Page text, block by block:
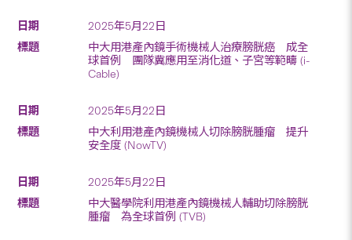
2025年5月22日
中大用港產內鏡手術機械人治療膀胱癌 成全
球首例 團隊冀應用至消化道、子宮等範疇 (i-
Cable)
2025年5月22日
中大利用港產內鏡機械人切除膀胱腫瘤 提升
安全度 (NowTV)
2025年5月22日
中大醫學院利用港產內鏡機械人輔助切除膀胱
腫瘤 為全球首例 (TVB)